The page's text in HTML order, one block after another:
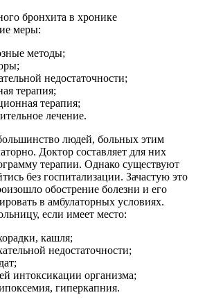
бронхита в хронике
меры:
методы;
недостаточности;
терапия;
терапия;
лечение.
людей, больных этим
Доктор составляет для них
терапии. Однако существуют
без госпитализации. Зачастую это
обострение болезни и его
в амбулаторных условиях.
если имеет место:
кашля;
недостаточности;
интоксикации организма;
гиперкапния.